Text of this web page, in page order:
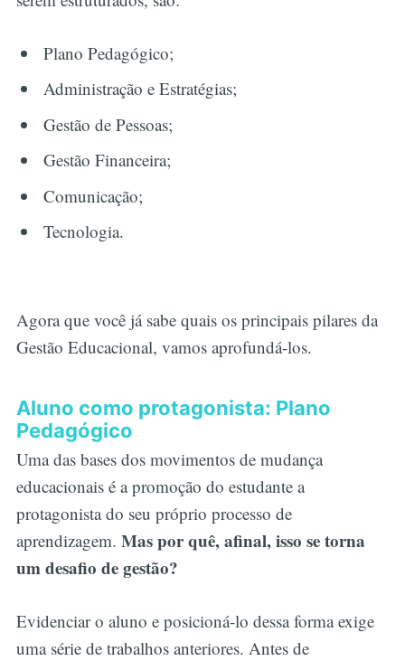
Plano Pedagógico;
Administração e Estratégias;
Gestão de Pessoas;
Gestão Financeira;
Comunicação;
Tecnologia.
Agora que você já sabe quais os principais pilares da
Gestão Educacional, vamos aprofundá-los.
Aluno como protagonista: Plano
Pedagógico
Uma das bases dos movimentos de mudança
educacionais é a promoção do estudante a
protagonista do seu próprio processo de
aprendizagem. Mas por quê, afinal, isso se torna
um desafio de gestão?
Evidenciar o aluno e posicioná-lo dessa forma exige
uma série de trabalhos anteriores. Antes de